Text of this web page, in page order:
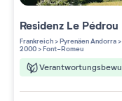
Residenz Le Pédrou
Frankreich>Pyrenäen Andorra>
2000>Font-Romeu